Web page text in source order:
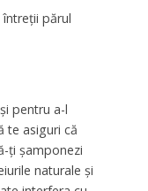
părul
pentru a-l
te asiguri că
ți șamponezi
naturale și